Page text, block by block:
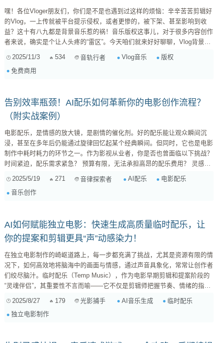
嘿！各位Vloger朋友们，你们是不是也遇到过这样的烦恼：辛辛苦苦剪辑好
的Vlog，一上传就被平台提示侵权，或者更惨的，被下架、甚至影响到收
益？这十有八九都是背景音乐惹的祸！音乐版权这事儿，对于很多内容创作
者来说，确实是个让人头疼的“雷区”。今天咱们就来好好聊聊，Vlog背景音
乐的版权问题到底该怎么解决，有哪些免费又靠谱的商用音乐资源，以及如
何才能彻底规避侵权风险！ 一、为什么背景音乐会成为“雷区”？ 首先要明
白，你平时在各种音乐APP上听到的流行歌曲，哪怕你买了会员，也仅仅是
2025/11/3 534 音轨行者 Vlog音乐
版权
免费商用
告别效率瓶颈！AI配乐如何革新你的电影创作流程？
（附实战案例）
电影配乐，是情感的放大镜，是剧情的催化剂。好的配乐能让观众瞬间沉
浸，甚至在多年后仍能通过旋律回忆起某个经典瞬间。但同时，它也是电影
制作中耗时耗力的环节之一。作为影视从业者，你是否也曾面临以下挑战？
时间紧迫，配乐需求紧急？ 预算有限，无法承担高昂的配乐费用？ 灵感枯
定...
2025/5/19 271 音律探索者 AI配乐
电影配乐
音乐创作
AI如何赋能独立电影：快速生成高质量临时配乐，让
你的提案和剪辑更具“声”动感染力！
在独立电影制作的崎岖道路上，每一步都充满了挑战，尤其是资源有限的情
况下，如何高效地将脑海中的画面与情感，通过声音具象化，常常让创作者
们绞尽脑汁。临时配乐（Temp Music），作为电影早期剪辑和提案阶段的
“灵魂伴侣”，其重要性不言而喻——它不仅是剪辑师把握节奏、情绪的指
而，寻找、授权甚至自己动手制作高质量的临时配乐，对于时间和预算都捉
襟见肘的独立电影人来说，往往是一场难以承受的奢华。 想象一下，一个
2025/8/27 179 光影捕手 AI音乐生成
临时配乐
独立电影制作